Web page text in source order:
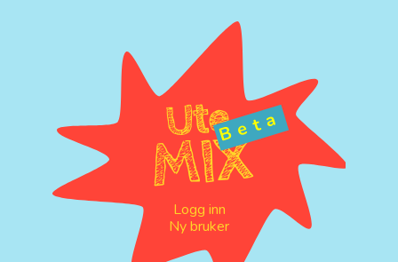
Ute
MIX
Beta
Logg inn
Ny bruker